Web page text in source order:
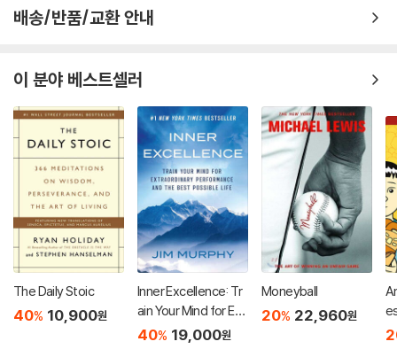
배송/반품/교환 안내
이 분야 베스트셀러
The Daily Stoic
40% 10,900원
Inner Excellence: Tr
ain Your Mind for Ext
raordinary Performa
40% 19,000원
Moneyball
20% 22,960원